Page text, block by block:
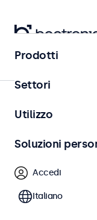
Touchscreen
Touchscreen
Touchscreen
uso continuo. I
regolabile e
controllo, il
Prodotti
Settori
Utilizzo
Soluzioni
Accedi
Italiano